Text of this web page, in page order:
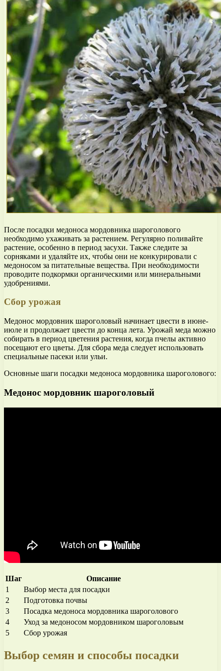
После посадки медоноса мордовника шароголового
необходимо ухаживать за растением. Регулярно поливайте
растение, особенно в период засухи. Также следите за
сорняками и удаляйте их, чтобы они не конкурировали с
медоносом за питательные вещества. При необходимости
проводите подкормки органическими или минеральными
удобрениями.
Сбор урожая
Медонос мордовник шароголовый начинает цвести в июне-
июле и продолжает цвести до конца лета. Урожай меда можно
собирать в период цветения растения, когда пчелы активно
посещают его цветы. Для сбора меда следует использовать
специальные пасеки или ульи.
Основные шаги посадки медоноса мордовника шароголового:
Медонос мордовник шароголовый
Шаг
Описание
1
Выбор места для посадки
2
Подготовка почвы
3
Посадка медоноса мордовника шароголового
4
Уход за медоносом мордовником шароголовым
5
Сбор урожая
Выбор семян и способы посадки